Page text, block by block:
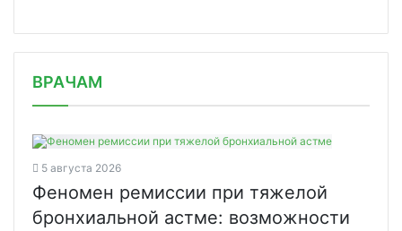
ВРАЧАМ
5 августа 2026
Феномен ремиссии при тяжелой
бронхиальной астме: возможности